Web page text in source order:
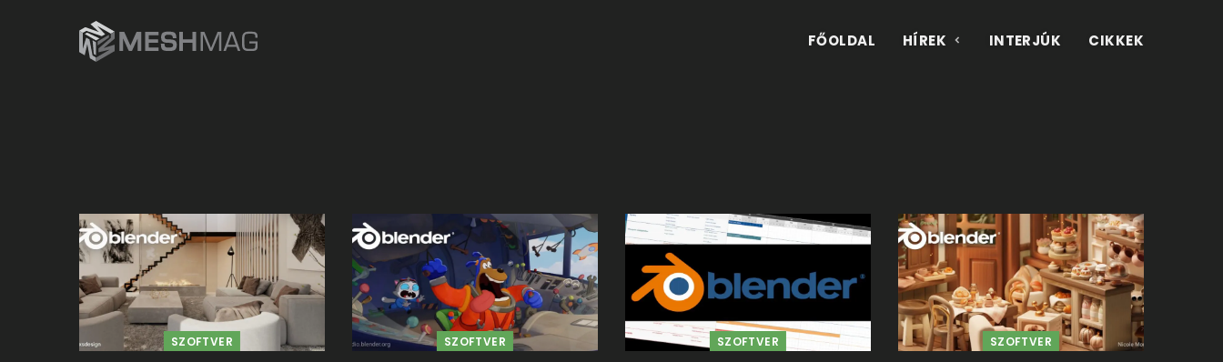
FŐOLDAL HÍREK INTERJÚK CIKKEK
SZOFTVER SZOFTVER SZOFTVER SZOFTVER